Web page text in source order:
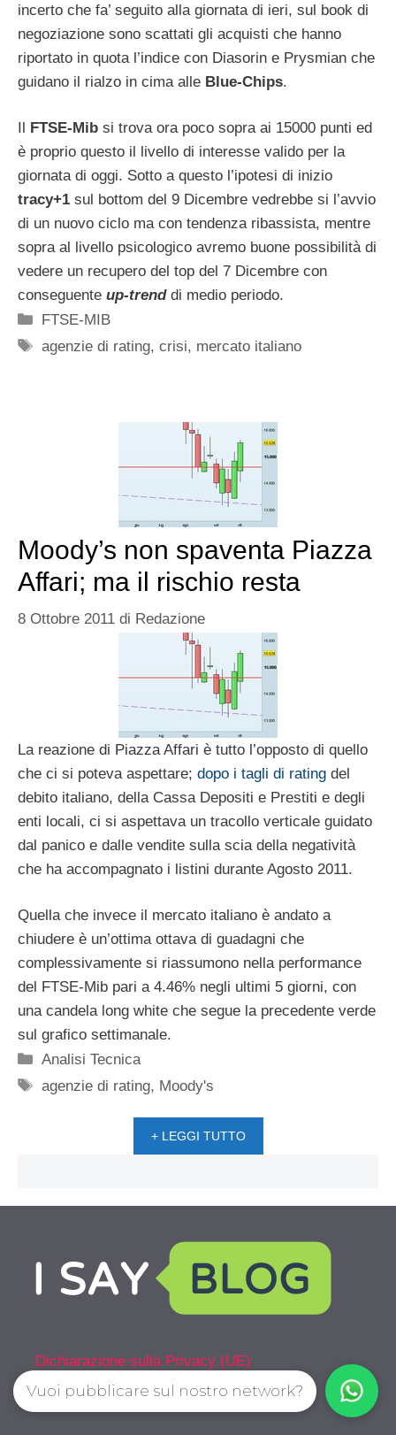
incerto che fa’ seguito alla giornata di ieri, sul book di
negoziazione sono scattati gli acquisti che hanno
riportato in quota l’indice con Diasorin e Prysmian che
guidano il rialzo in cima alle Blue-Chips.
Il FTSE-Mib si trova ora poco sopra ai 15000 punti ed
è proprio questo il livello di interesse valido per la
giornata di oggi. Sotto a questo l’ipotesi di inizio
tracy+1 sul bottom del 9 Dicembre vedrebbe si l’avvio
di un nuovo ciclo ma con tendenza ribassista, mentre
sopra al livello psicologico avremo buone possibilità di
vedere un recupero del top del 7 Dicembre con
conseguente up-trenddi medio periodo.
Categorie
FTSE-MIB
Tag
agenzie di rating,crisi, mercato italiano
Moody’s non spaventa Piazza
Affari; ma il rischio resta
8 Ottobre 2011 di Redazione
La reazione di Piazza Affari è tutto l’opposto di quello
che ci si poteva aspettare; dopo i tagli di rating del
debito italiano, della Cassa Depositi e Prestiti e degli
enti locali, ci si aspettava un tracollo verticale guidato
dal panico e dalle vendite sulla scia della negatività
che ha accompagnato i listini durante Agosto 2011.
Quella che invece il mercato italiano è andato a
chiudere è un’ottima ottava di guadagni che
complessivamente si riassumono nella performance
del FTSE-Mib pari a 4.46% negli ultimi 5 giorni, con
una candela long white che segue la precedente verde
sul grafico settimanale.
Categorie
Analisi Tecnica
Tag
agenzie di rating, Moody's
+ LEGGI TUTTO
Dichiarazione sulla Privacy (UE)
Cookie Policy (UE)
Vuoi pubblicare sul nostro network?